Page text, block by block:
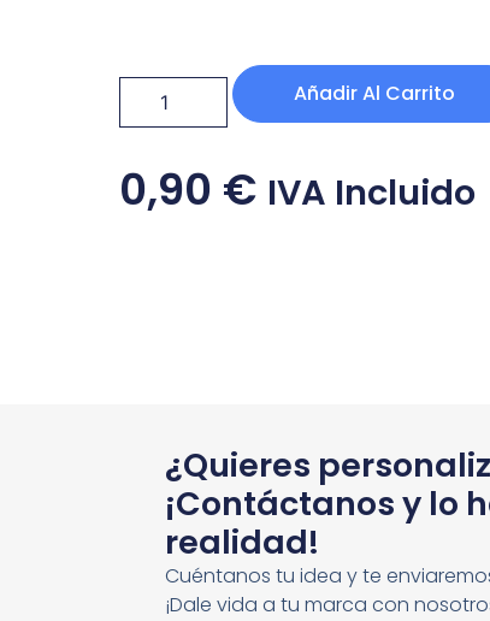
Añadir Al Carrito
0,90 € IVA Incluido
¿Quieres
¡Contáctanos y lo
realidad!
Cuéntanos tu idea y te
¡Dale vida a tu marca con